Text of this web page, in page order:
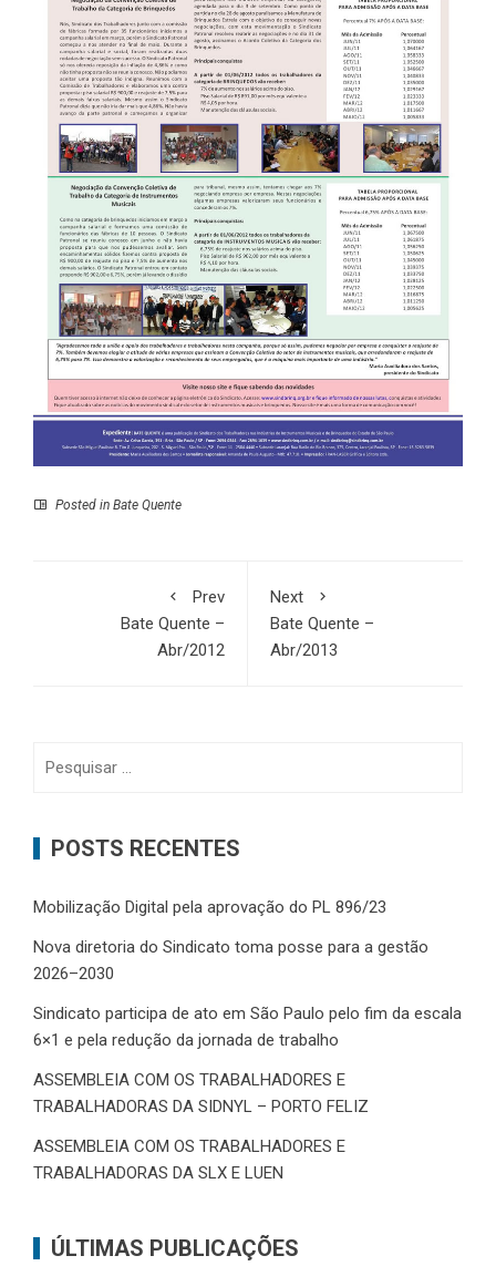
Posted in Bate Quente
Prev
Bate Quente –
Abr/2012
Next
Bate Quente –
Abr/2013
POSTS RECENTES
Mobilização Digital pela aprovação do PL 896/23
Nova diretoria do Sindicato toma posse para a gestão
2026–2030
Sindicato participa de ato em São Paulo pelo fim da escala
6×1 e pela redução da jornada de trabalho
ASSEMBLEIA COM OS TRABALHADORES E
TRABALHADORAS DA SIDNYL – PORTO FELIZ
ASSEMBLEIA COM OS TRABALHADORES E
TRABALHADORAS DA SLX E LUEN
ÚLTIMAS PUBLICAÇÕES